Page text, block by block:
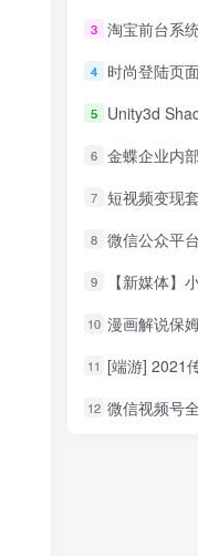
3 淘宝前台系统优
4 时尚登陆页
5 Unity3d Shader
6 金蝶企业内部
7 短视频变现套路剖析，抖
8 微信公众平台JSSDK开
9 【新媒体】
10 漫画解说保
11 [端游] 2021传奇世界
12 微信视频号全面引